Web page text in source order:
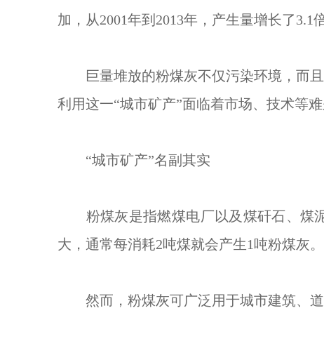
加，从2001年到2013年，产生量增长了3.1
巨量堆放的粉煤灰不仅污染环境，而且
利用这一“城市矿产”面临着市场、技术等
“城市矿产”名副其实
粉煤灰是指燃煤电厂以及煤矸石、煤泥
大，通常每消耗2吨煤就会产生1吨粉煤灰。
然而，粉煤灰可广泛用于城市建筑、道